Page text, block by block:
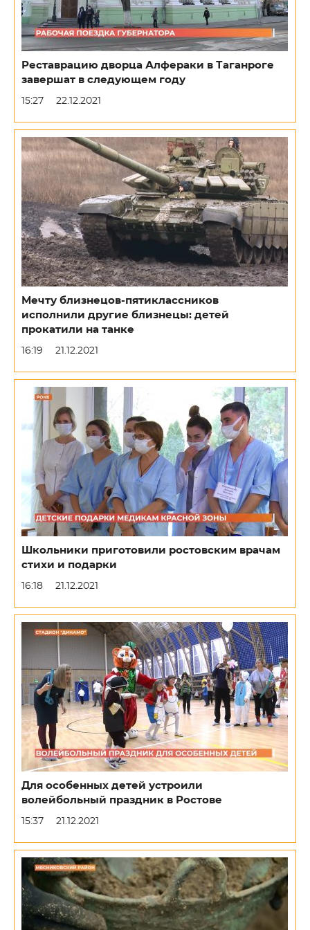
Реставрацию дворца Алфераки в Таганроге
завершат в следующем году
15:27 22.12.2021
Мечту близнецов-пятиклассников
исполнили другие близнецы: детей
прокатили на танке
16:19 21.12.2021
Школьники приготовили ростовским врачам
стихи и подарки
16:18 21.12.2021
Для особенных детей устроили
волейбольный праздник в Ростове
15:37 21.12.2021